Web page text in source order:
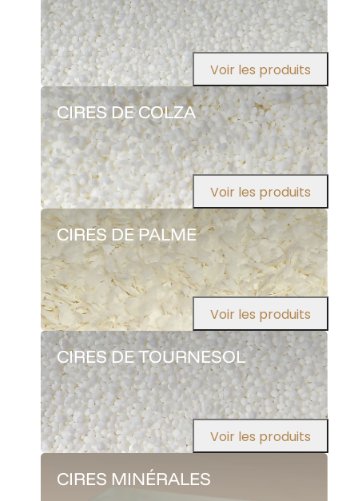
Voir les produits
CIRES DE COLZA
Voir les produits
CIRES DE PALME
Voir les produits
CIRES DE TOURNESOL
Voir les produits
CIRES MINÉRALES